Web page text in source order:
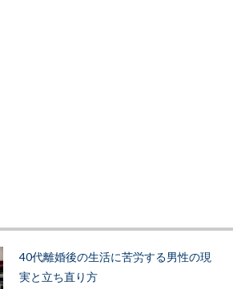
40代離婚後の生活に苦労する男性の現
実と立ち直り方